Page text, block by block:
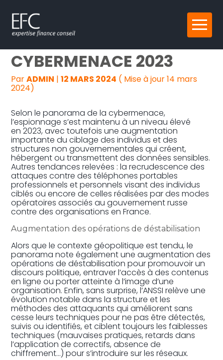
Aller
au
Reprise, transmission et création
Gestion au quotidien
Pilotage d’entreprise
PANORAMA DE LA
CYBERMENACE 2023
ParADMIN |12 MARS 2024 ( Mise à jour 14 mars
2024)
Selon le panorama de la cybermenace,
l’espionnage s’est maintenu à un niveau élevé
en 2023, avec toutefois une augmentation
importante du ciblage des individus et des
structures non gouvernementales qui créent,
hébergent ou transmettent des données sensibles.
Autres tendances relevées : la recrudescence des
attaques contre des téléphones portables
professionnels et personnels visant des individus
ciblés ou encore de celles réalisées par des modes
opératoires associés au gouvernement russe
contre des organisations en France.
Augmentation des opérations de déstabilisation
Alors que le contexte géopolitique est tendu, le
panorama note également une augmentation des
opérations de déstabilisation pour promouvoir un
discours politique, entraver l’accès à des contenus
en ligne ou porter atteinte à l’image d’une
organisation. Enfin, sans surprise, l’ANSSI relève une
évolution notable dans la structure et les
méthodes des attaquants qui améliorent sans
cesse leurs techniques pour ne pas être détectés,
suivis ou identifiés, et ciblent toujours les faiblesses
techniques (mauvaises pratiques, retards dans
l’application de correctifs, absence de
chiffrement…) pour s’introduire sur les réseaux.